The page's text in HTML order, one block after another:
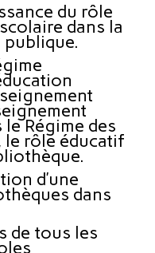
du rôle
dans la
publique.
Régime des
le rôle éducatif
d’une
dans
de tous les